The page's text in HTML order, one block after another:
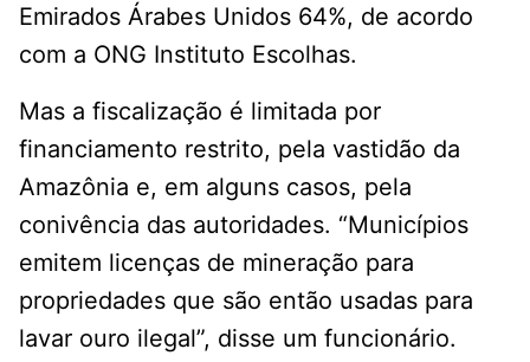
Emirados Árabes Unidos 64%, de acordo
com a ONG Instituto Escolhas.
Mas a fiscalização é limitada por
financiamento restrito, pela vastidão da
Amazônia e, em alguns casos, pela
conivência das autoridades. “Municípios
emitem licenças de mineração para
propriedades que são então usadas para
lavar ouro ilegal”, disse um funcionário.